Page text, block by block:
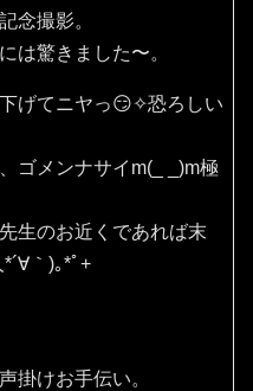
念撮影。
は驚きました〜。
げてニヤっ😏✧恐ろしい
ゴメンナサイm(_ _)m極
生のお近くであれば末
｀⁠)⁠｡⁠*ﾟ⁠+
掛けお手伝い。